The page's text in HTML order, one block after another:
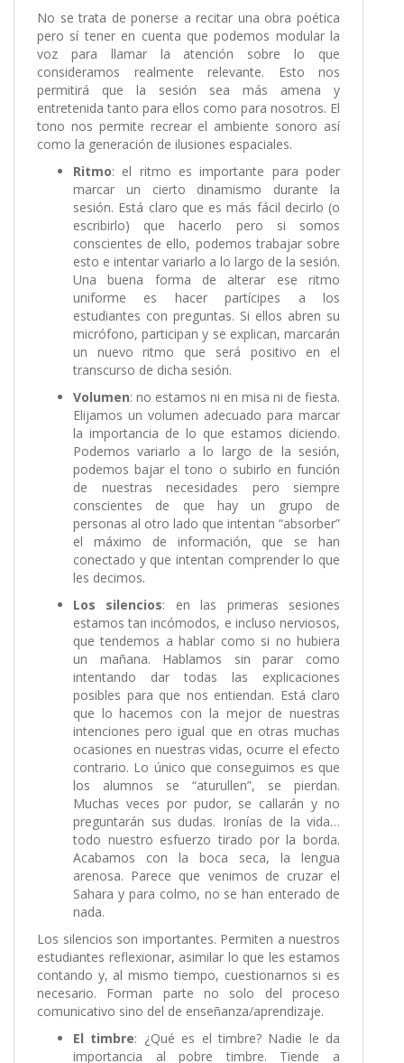
No se trata de ponerse a recitar una obra poética
pero sí tener en cuenta que podemos modular la
voz para llamar la atención sobre lo que
consideramos realmente relevante. Esto nos
permitirá que la sesión sea más amena y
entretenida tanto para ellos como para nosotros. El
tono nos permite recrear el ambiente sonoro así
como la generación de ilusiones espaciales.
Ritmo: el ritmo es importante para poder
marcar un cierto dinamismo durante la
sesión. Está claro que es más fácil decirlo (o
escribirlo) que hacerlo pero si somos
conscientes de ello, podemos trabajar sobre
esto e intentar variarlo a lo largo de la sesión.
Una buena forma de alterar ese ritmo
uniforme es hacer partícipes a los
estudiantes con preguntas. Si ellos abren su
micrófono, participan y se explican, marcarán
un nuevo ritmo que será positivo en el
transcurso de dicha sesión.
Volumen: no estamos ni en misa ni de fiesta.
Elijamos un volumen adecuado para marcar
la importancia de lo que estamos diciendo.
Podemos variarlo a lo largo de la sesión,
podemos bajar el tono o subirlo en función
de nuestras necesidades pero siempre
conscientes de que hay un grupo de
personas al otro lado que intentan “absorber”
el máximo de información, que se han
conectado y que intentan comprender lo que
les decimos.
Los silencios: en las primeras sesiones
estamos tan incómodos, e incluso nerviosos,
que tendemos a hablar como si no hubiera
un mañana. Hablamos sin parar como
intentando dar todas las explicaciones
posibles para que nos entiendan. Está claro
que lo hacemos con la mejor de nuestras
intenciones pero igual que en otras muchas
ocasiones en nuestras vidas, ocurre el efecto
contrario. Lo único que conseguimos es que
los alumnos se “aturullen”, se pierdan.
Muchas veces por pudor, se callarán y no
preguntarán sus dudas. Ironías de la vida…
todo nuestro esfuerzo tirado por la borda.
Acabamos con la boca seca, la lengua
arenosa. Parece que venimos de cruzar el
Sahara y para colmo, no se han enterado de
nada.
Los silencios son importantes. Permiten a nuestros
estudiantes reflexionar, asimilar lo que les estamos
contando y, al mismo tiempo, cuestionarnos si es
necesario. Forman parte no solo del proceso
comunicativo sino del de enseñanza/aprendizaje.
El timbre: ¿Qué es el timbre? Nadie le da
importancia al pobre timbre. Tiende a